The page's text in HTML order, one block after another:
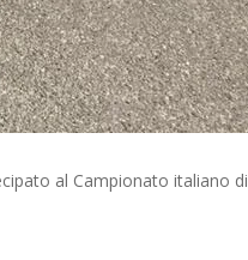
al Campionato italiano di